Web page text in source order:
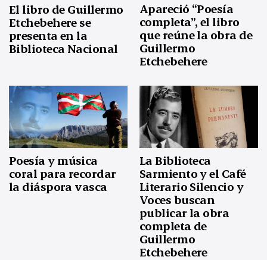
El libro de Guillermo
Etchebehere se
presenta en la
Biblioteca Nacional
Apareció “Poesía
completa”, el libro
que reúne la obra de
Guillermo
Etchebehere
Poesía y música
coral para recordar
la diáspora vasca
La Biblioteca
Sarmiento y el Café
Literario Silencio y
Voces buscan
publicar la obra
completa de
Guillermo
Etchebehere